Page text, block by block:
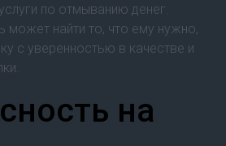
по отмыванию денег.
может найти то, что ему нужно,
с уверенностью в качестве и
на